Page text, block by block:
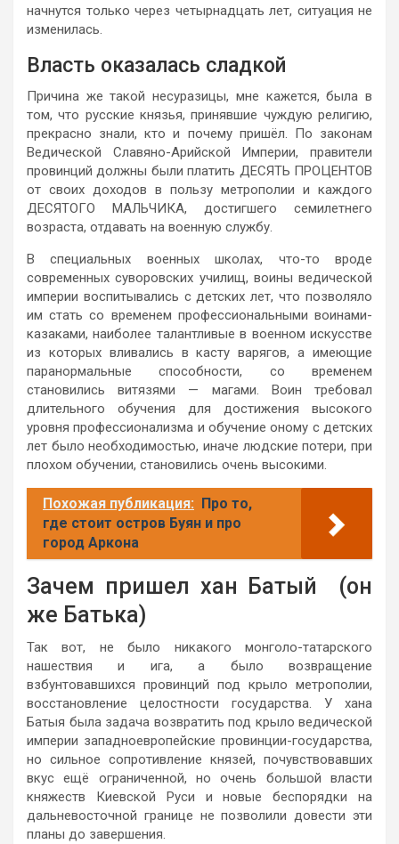
начнутся только через четырнадцать лет, ситуация не
изменилась.
Власть оказалась сладкой
Причина же такой несуразицы, мне кажется, была в
том, что русские князья, принявшие чуждую религию,
прекрасно знали, кто и почему пришёл. По законам
Ведической Славяно-Арийской Империи, правители
провинций должны были платить ДЕСЯТЬ ПРОЦЕНТОВ
от своих доходов в пользу метрополии и каждого
ДЕСЯТОГО МАЛЬЧИКА, достигшего семилетнего
возраста, отдавать на военную службу.
В специальных военных школах, что-то вроде
современных суворовских училищ, воины ведической
империи воспитывались с детских лет, что позволяло
им стать со временем профессиональными воинами-
казаками, наиболее талантливые в военном искусстве
из которых вливались в касту варягов, а имеющие
паранормальные способности, со временем
становились витязями — магами. Воин требовал
длительного обучения для достижения высокого
уровня профессионализма и обучение оному с детских
лет было необходимостью, иначе людские потери, при
плохом обучении, становились очень высокими.
Похожая публикация: Про то,
где стоит остров Буян и про
город Аркона
Зачем пришел хан Батый (он
же Батька)
Так вот, не было никакого монголо-татарского
нашествия и ига, а было возвращение
взбунтовавшихся провинций под крыло метрополии,
восстановление целостности государства. У хана
Батыя была задача возвратить под крыло ведической
империи западноевропейские провинции-государства,
но сильное сопротивление князей, почувствовавших
вкус ещё ограниченной, но очень большой власти
княжеств Киевской Руси и новые беспорядки на
дальневосточной границе не позволили довести эти
планы до завершения.